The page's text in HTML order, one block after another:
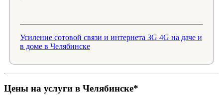
Усиление сотовой связи и интернета 3G 4G на даче и
в доме в Челябинске
Цены на услуги в Челябинске*